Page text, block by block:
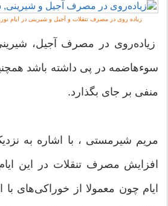
زیاده روی در مصرف تنقلات و آجیل و شیرینی در ایام
زیاده‌روی در مصرف آجیل،
سوء‌هاضمه در پی داشته باشد
منفی بر جای بگذارد.
مریم شیرمستی ، با اشاره به
افزایش مصرف تنقلات در این
ایام چون معمولا از خوراکی‌های